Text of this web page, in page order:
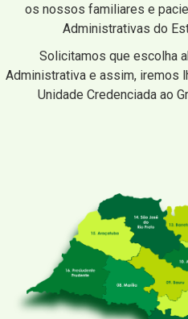
os nossos familiares e
Administrativas do
Solicitamos que escolha
Administrativa e assim, iremos
Unidade Credenciada ao